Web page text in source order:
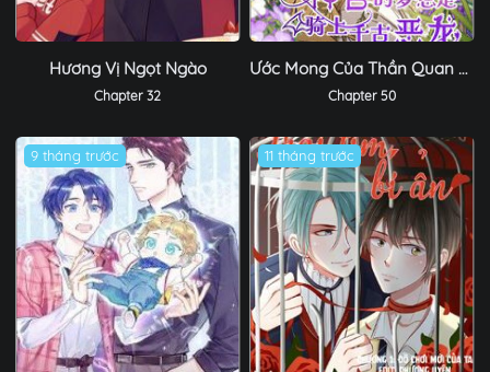
Hương Vị Ngọt Ngào
Chapter 32
Ước Mong Của Thần Quan Là Được Cưỡi Ác Long
Chapter 50
9 tháng trước 11 tháng trước